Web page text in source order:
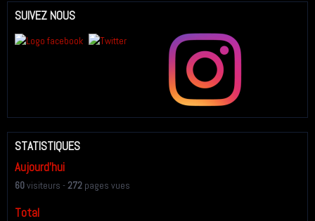
SUIVEZ NOUS
STATISTIQUES
Aujourd'hui
60visiteurs -272 pages vues
Total